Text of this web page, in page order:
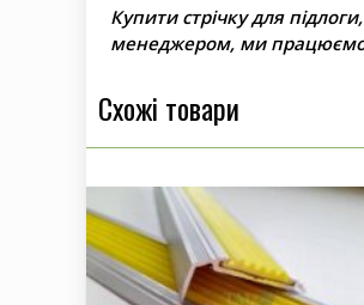
Купити стрічку для
менеджером, ми працюємо
Схожі товари